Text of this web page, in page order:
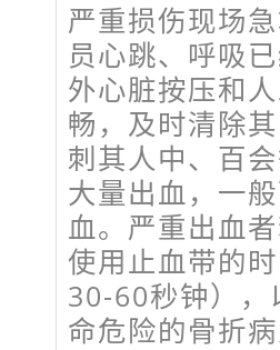
严重损伤现场
员心跳、呼吸
外心脏按压和
畅，及时清除
刺其人中、百
大量出血，一
血。严重出血
使用止血带的
30-60秒钟），
命危险的骨折